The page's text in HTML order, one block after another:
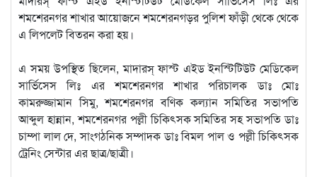
শমশেরনগর শাখার আয়োজনে শমশেরনগড়র পুলিশ ফাঁড়ী থেকে থেকে
এ লিপলেট বিতরন করা হয়।
এ সময় উপস্থিত ছিলেন, মাদারস্ ফাস্ট এইড ইনস্টিটিউট মেডিকেল
সার্ভিসেস লিঃ এর শমশেরনগর শাখার পরিচালক ডাঃ মোঃ
কামরুজ্জামান সিমু, শমশেরনগর বণিক কল্যান সমিতির সভাপতি
আব্দুল হান্নান, শমশেরনগর পল্লী চিকিৎসক সমিতির সহ সভাপতি ডাঃ
চাম্পা লাল দে, সাংগঠনিক সম্পাদক ডাঃ বিমল পাল ও পল্লী চিকিৎসক
ট্রেনিং সেন্টার এর ছাত্র/ছাত্রী।